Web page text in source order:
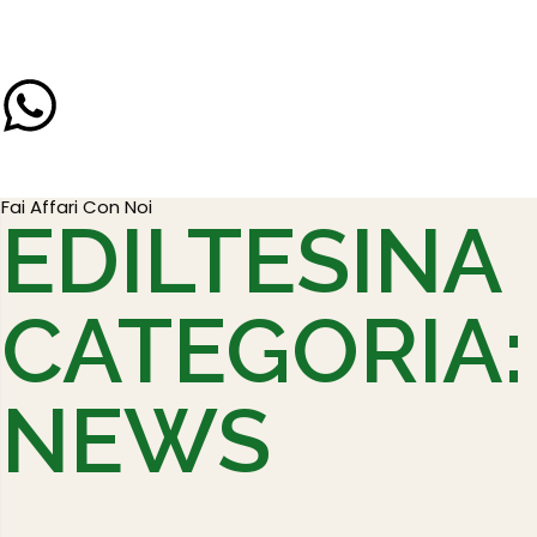
Fai Affari Con Noi
EDILTESINA
CATEGORIA:
NEWS